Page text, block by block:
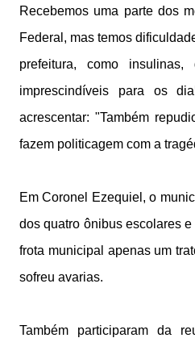
Recebemos uma parte dos
Federal, mas temos
prefeitura, como insulinas,
imprescindíveis para os
acrescentar: "Também
fazem politicagem com a
Em Coronel Ezequiel, o
dos quatro ônibus escolares
frota municipal apenas um
sofreu avarias.
Também participaram da